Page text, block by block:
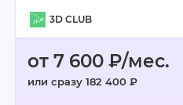
3D CLUB
от 7 600 ₽/мес.
или сразу 182 400 ₽